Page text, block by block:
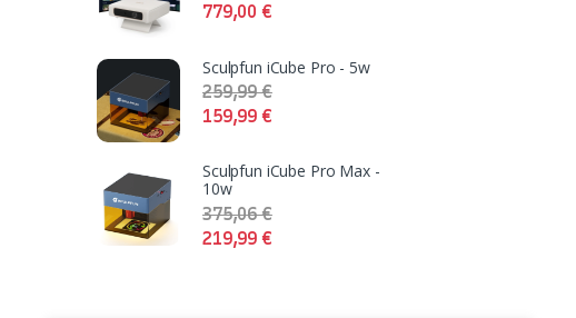
779,00€
Sculpfun iCube Pro - 5w
159,99€
259,99€
Sculpfun iCube Pro Max -
10w
219,99€
375,06€